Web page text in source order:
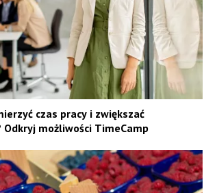
czas pracy i zwiększać
możliwości TimeCamp